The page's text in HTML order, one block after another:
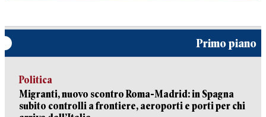
Primo piano
Politica
Migranti, nuovo scontro Roma-Madrid: in Spagna
subito controlli a frontiere, aeroporti e porti per chi